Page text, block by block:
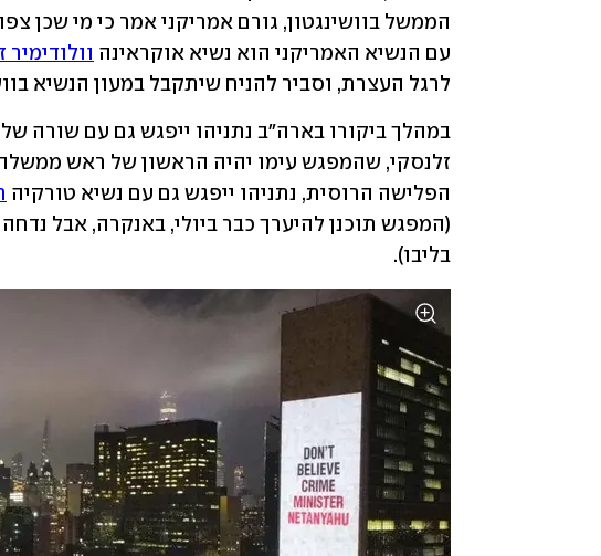
עם הנשיא האמריקני הוא נשיא אוקראינה וולודימיר
לרגל העצרת, וסביר להניח שיתקבל במעון הנשיא
הפלישה הרוסית, נתניהו ייפגש גם עם נשיא טורקיה
(המפגש תוכנן להיערך כבר ביולי, באנקרה, אבל
בליבו).